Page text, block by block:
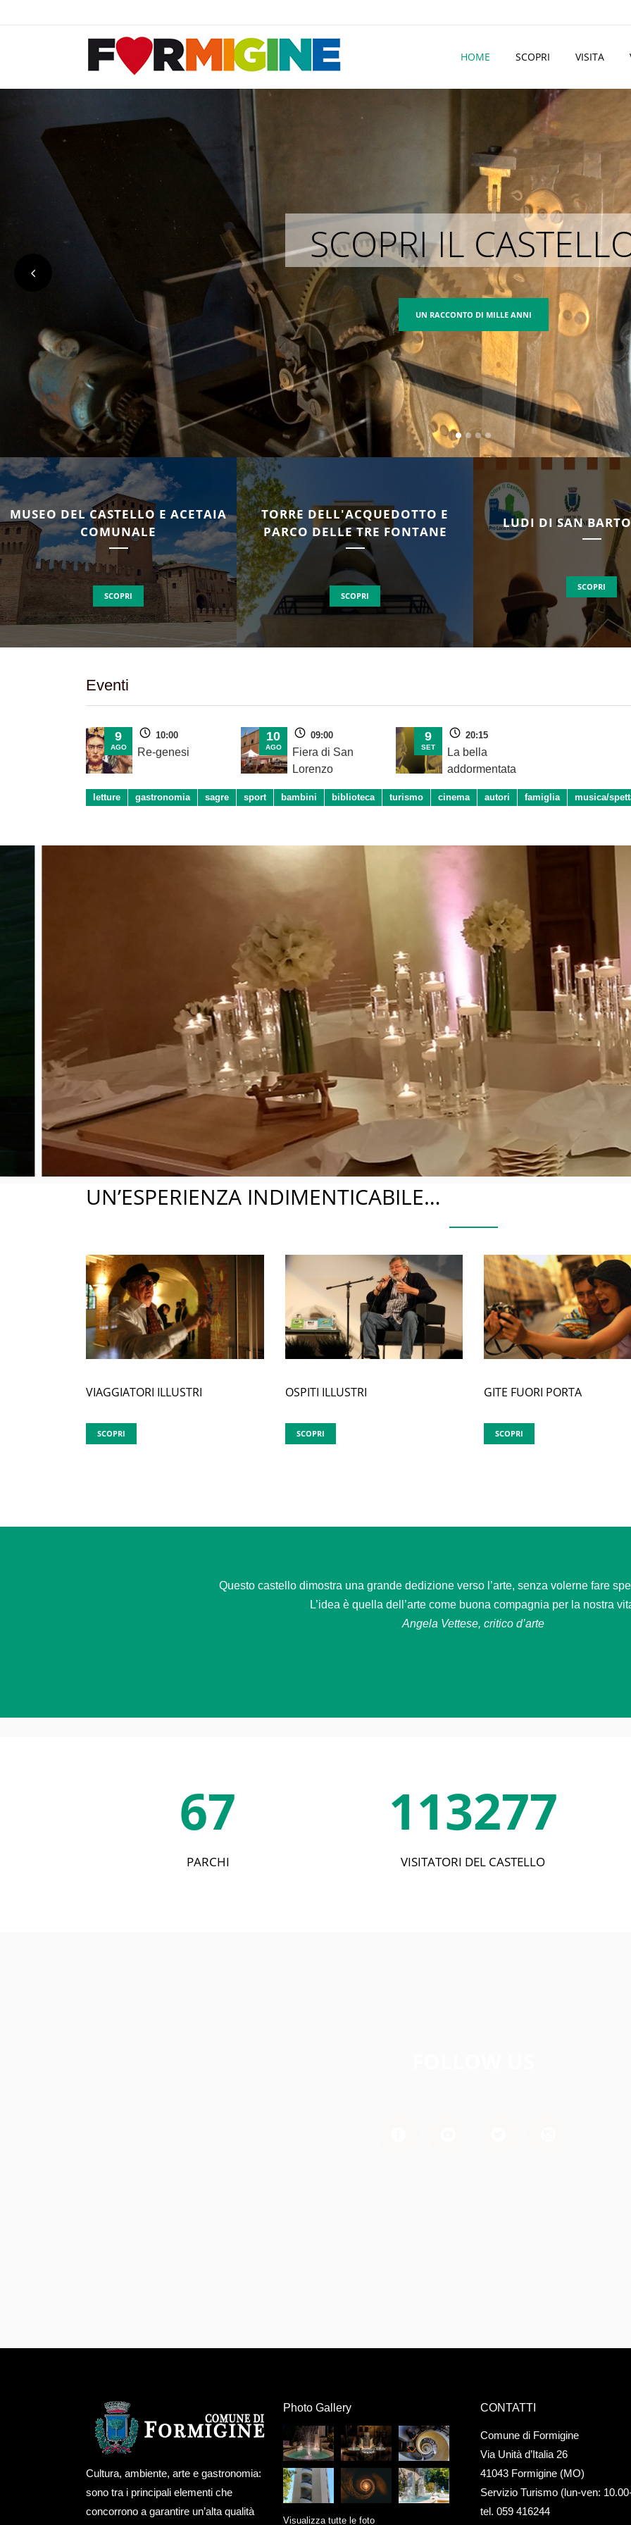
HOME SCOPRI VISITA
SCOPRI FORMIGINE
LA CITTÀ DELLA "BUONA VITA"
MUSEO DEL CASTELLO E ACETAIA
COMUNALE
SCOPRI
TORRE DELL'ACQUEDOTTO E
PARCO DELLE TRE FONTANE
SCOPRI
LUDI DI SAN
SCOPRI
Eventi
9
AGO
10:00
Re-genesi
10
AGO
09:00
Fiera di San
Lorenzo
9
SET
20:15
La bella
addormentata
letture gastronomia sagre sport bambini biblioteca turismo cinema autori famiglia musica/
Sposarsi al
Cerimonie e meeting in una location di pregio
UN’ESPERIENZA INDIMENTICABILE…
VIAGGIATORI ILLUSTRI
SCOPRI
OSPITI ILLUSTRI
SCOPRI
GITE FUORI PORTA
SCOPRI
Questo castello dimostra una grande dedizione verso l’arte, senza volerne fare
L’idea è quella dell’arte come buona compagnia per la nostra
Angela Vettese, critico d’arte
67
PARCHI
113277
VISITATORI DEL CASTELLO
Cultura, ambiente, arte e gastronomia:
sono tra i principali elementi che
concorrono a garantire un’alta qualità
Photo Gallery
Visualizza tutte le foto
CONTATTI
Comune di Formigine
Via Unità d’Italia 26
41043 Formigine (MO)
Servizio Turismo (lun-ven:
tel. 059 416244